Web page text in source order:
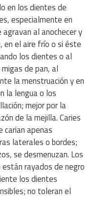
en los dientes de
especialmente en
al anochecer y
en el aire frío o si éste
los dientes o al
de pan, al
la menstruación y en
la lengua o los
mejor por la
de la mejilla. Caries
carian apenas
laterales o bordes;
se desmenuzan. Los
rayados de negro
los dientes
no toleran el